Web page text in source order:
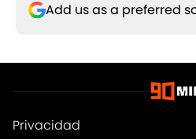
Add us as a preferred
Privacidad